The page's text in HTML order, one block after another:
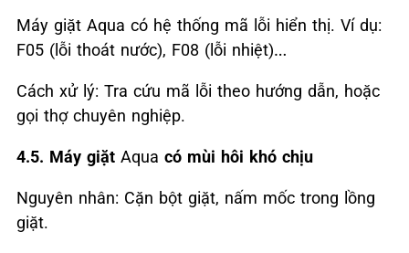
Máy giặt Aqua có hệ thống mã lỗi hiển thị. Ví dụ:
F05 (lỗi thoát nước), F08 (lỗi nhiệt)…
Cách xử lý: Tra cứu mã lỗi theo hướng dẫn, hoặc
gọi thợ chuyên nghiệp.
4.5. Máy giặt Aqua có mùi hôi khó chịu
Nguyên nhân: Cặn bột giặt, nấm mốc trong lồng
giặt.